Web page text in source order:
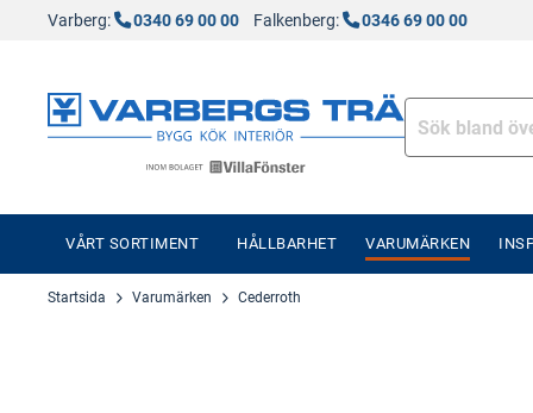
Varberg: 0340 69 00 00 Falkenberg: 0346 69 00 00
VÅRT SORTIMENT HÅLLBARHET VARUMÄRKEN
Startsida Varumärken Cederroth